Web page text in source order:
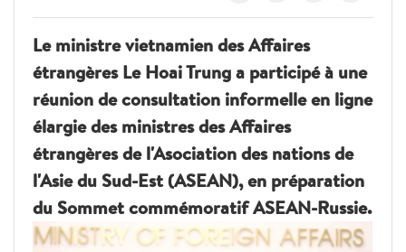
Le ministre vietnamien des Affaires
étrangères Le Hoai Trung a participé à une
réunion de consultation informelle en ligne
élargie des ministres des Affaires
étrangères de l'Asociation des nations de
l'Asie du Sud-Est (ASEAN), en préparation
du Sommet commémoratif ASEAN-Russie.